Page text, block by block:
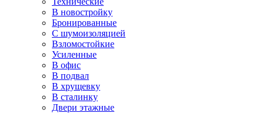
В новостройку
Бронированные
С шумоизоляцией
Взломостойкие
Усиленные
В офис
В подвал
В хрущевку
В сталинку
Двери этажные